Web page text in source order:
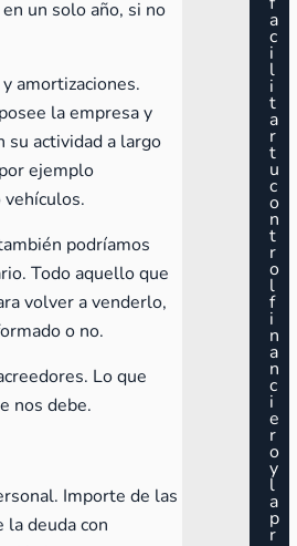
un solo año, si no
amortizaciones.
la empresa y
su actividad a largo
ejemplo
vehículos.
podríamos
Todo aquello que
volver a venderlo,
o no.
Lo que
nos debe.
Importe de las
la deuda con
a
c
i
l
i
t
a
r
t
u
c
o
n
t
r
o
l
f
i
n
a
n
c
i
e
r
o
y
l
a
p
r